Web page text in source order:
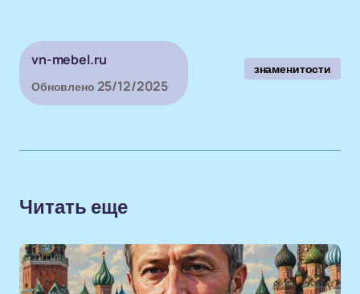
vn-mebel.ru
Обновлено 25/12/2025
знаменитости
Читать еще